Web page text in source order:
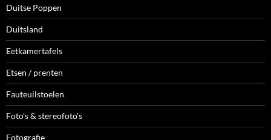
Duitse Poppen
Duitsland
Eetkamertafels
Etsen / prenten
Fauteuilstoelen
Foto's & stereofoto's
Fotografie